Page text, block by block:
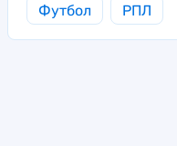
Футбол РПЛ